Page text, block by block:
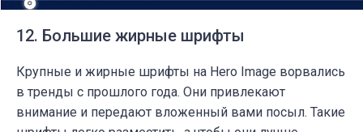
12. Большие жирные шрифты
Крупные и жирные шрифты на Hero Image ворвались
в тренды с прошлого года. Они привлекают
внимание и передают вложенный вами посыл. Такие